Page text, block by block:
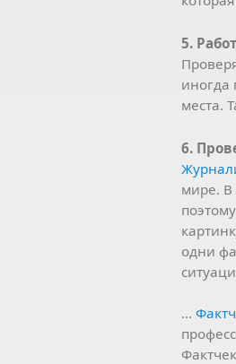
5.
иногда
места.
6.
мире. В
одни
…